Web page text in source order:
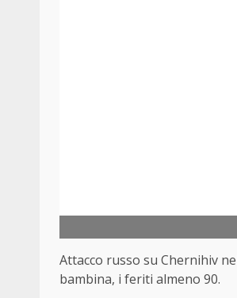
Attacco russo su Chernihiv
bambina, i feriti almeno 90.